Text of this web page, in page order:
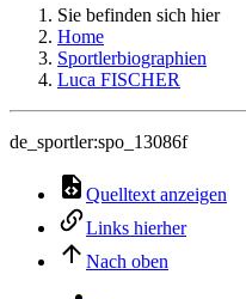
Sie befinden sich hier
Home
Sportlerbiographien
Luca FISCHER
de_sportler:spo_13086f
Quelltext anzeigen
Links hierher
Nach oben